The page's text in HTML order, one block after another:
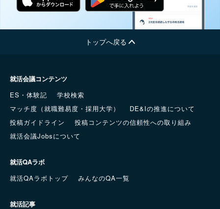
トップへ戻る
就活会議コンテンツ
ES・体験記
学校検索
マッチ度（就職難易度・採用大学）
DE&Iの推進について
投稿ガイドライン
投稿コンテンツの信頼性への取り組み
就活会議Jobsについて
就活QAラボ
就活QAラボトップ
みんなのQA一覧
就活記事